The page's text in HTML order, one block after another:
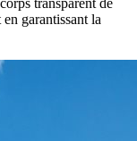
garantissant la